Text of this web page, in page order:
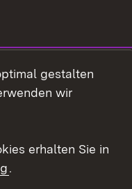
gestalten
wir
erhalten Sie in
.